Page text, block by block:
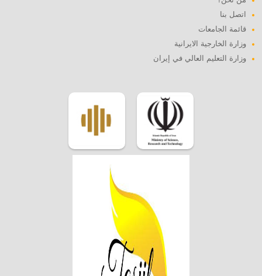
اتصل بنا
قائمة الجامعات
وزارة الخارجية الايرانية
وزارة التعليم العالي في إيران